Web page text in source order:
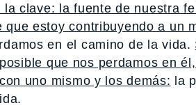
la clave: la fuente de nuestra
estoy contribuyendo a un
en el camino de la vida.
que nos perdamos en
uno mismo y los demás: la